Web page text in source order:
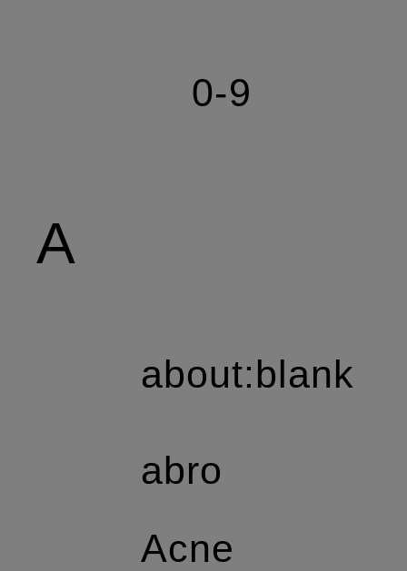
0-9
A
about:blank
abro
Acne